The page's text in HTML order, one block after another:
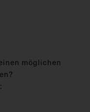
möglichen